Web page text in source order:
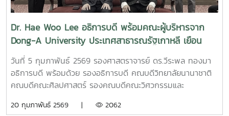
(MOE) ร่วมกับภาคอุตสาหกรรมและมหาวิทยาลัยชั้นนำในไต้หวัน
เพื่อดึงดูดผู้มีความสามารถจากนานาชาติให้ไปศึกษาต่อและสร้าง
โอกาสในการทำงานในไต้หวัน หลังจากสำเร็จการศึกษา
Dr. Hae Woo Lee อธิการบดี พร้อมคณะผู้บริหารจาก
Dong-A University ประเทศสาธารณรัฐเกาหลี เยือน
มหาวิทยาลัยแม่โจ้
วันที่ 5 กุมภาพันธ์ 2569 รองศาสตราจารย์ ดร.วีระพล ทองมา
อธิการบดี พร้อมด้วย รองอธิการบดี คณบดีวิทยาลัยนานาชาติ
คณบดีคณะศิลปศาสตร์ รองคณบดีคณะวิศวกรรมและ
วิทยาลัยพลังงานทดแทน รองคณบดีวิทยาลัยนานาชาติ ผู้ช่วย
20 กุมภาพันธ์ 2569 | 2062